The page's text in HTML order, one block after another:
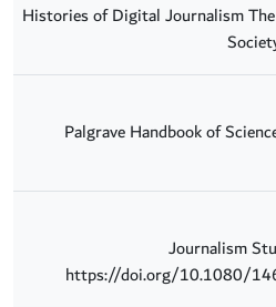
Histories of Digital Journalism
Palgrave Handbook of
Journalism
https://doi.org/10.1080/